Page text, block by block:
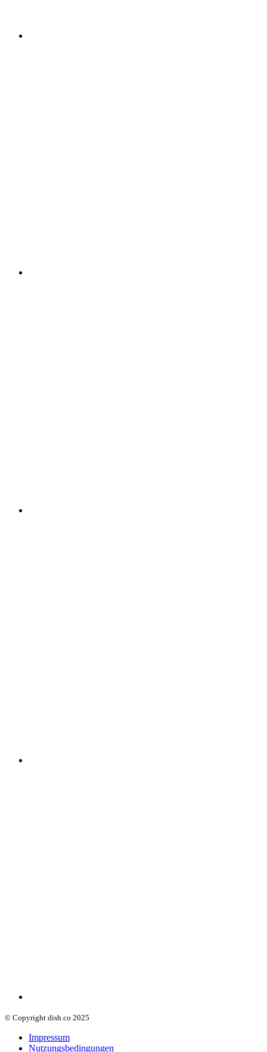
© Copyright dish.co 2025
Impressum
Nutzungsbedingungen